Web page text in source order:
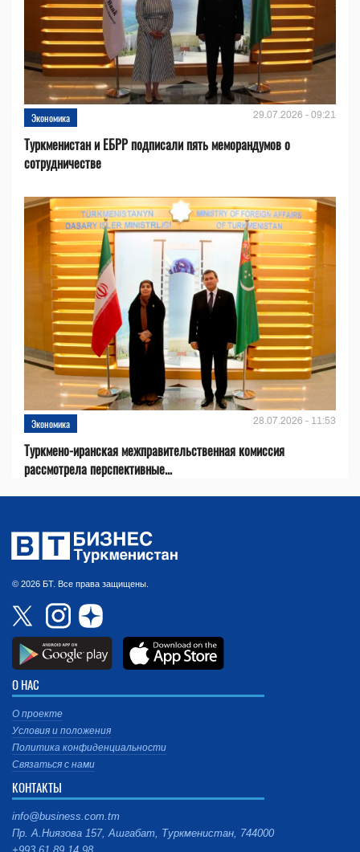
Экономика 29.07.2026 - 09:21
Туркменистан и ЕБРР подписали пять меморандумов о
сотрудничестве
Экономика 28.07.2026 - 11:53
Туркмено-иранская межправительственная комиссия
рассмотрела перспективные...
© 2026 БТ. Все права защищены.
О НАС
О проекте
Условия и положения
Политика конфиденциальности
Связаться с нами
КОНТАКТЫ
info@business.com.tm
Пр. А.Ниязова 157, Ашгабат, Туркменистан, 744000